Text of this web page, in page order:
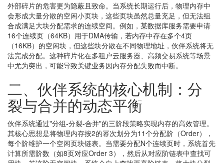
外部碎片的危害更为隐蔽且致命。当系统长期运行后，物理内存中
会形成大量分散的空闲小页块，这些页块虽然总量充足，但无法组
合成满足大块分配需求的连续空间。例如，某数据库服务需要申请
16个连续页（64KB）用于DMA传输，若内存中存在多个4页
（16KB）的空闲块，但这些块分散在不同物理地址，伙伴系统将无
法完成分配。这种碎片化在多租户云服务器、高频交易系统等场景
中尤为突出，可能导致关键业务因内存分配失败而中断。
二、伙伴系统的核心机制：分
裂与合并的动态平衡
伙伴系统通过"分组-分裂-合并"的三阶段策略实现内存的高效管理。
其核心思想是将物理内存按2的幂次划分为11个分配阶（Order），
每个阶维护一个空闲页块链表。当需要分配N个连续页时，系统首先
计算所需阶数（如8页对应Order 3），然后从对应阶链表中查找可